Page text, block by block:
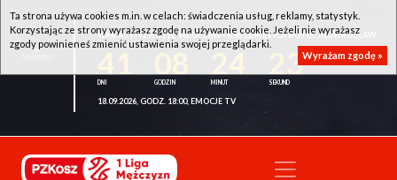
WKK ACTIVE HOTEL WROCŁAW - KSK QEMETICA NOTEĆ INOWROCŁAW
23
18.09.2026, GODZ. 18:00, EMOCJE TV
Ta strona używa cookies m.in. w celach: świadczenia usług, reklamy, statystyk.
Korzystając ze strony wyrażasz zgodę na używanie cookie. Jeżeli nie wyrażasz
zgody powinieneś zmienić ustawienia swojej przeglądarki.
Wyrażam zgodę »